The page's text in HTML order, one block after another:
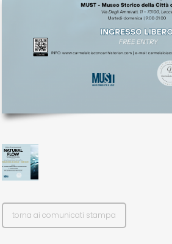
torna ai comunicati stampa